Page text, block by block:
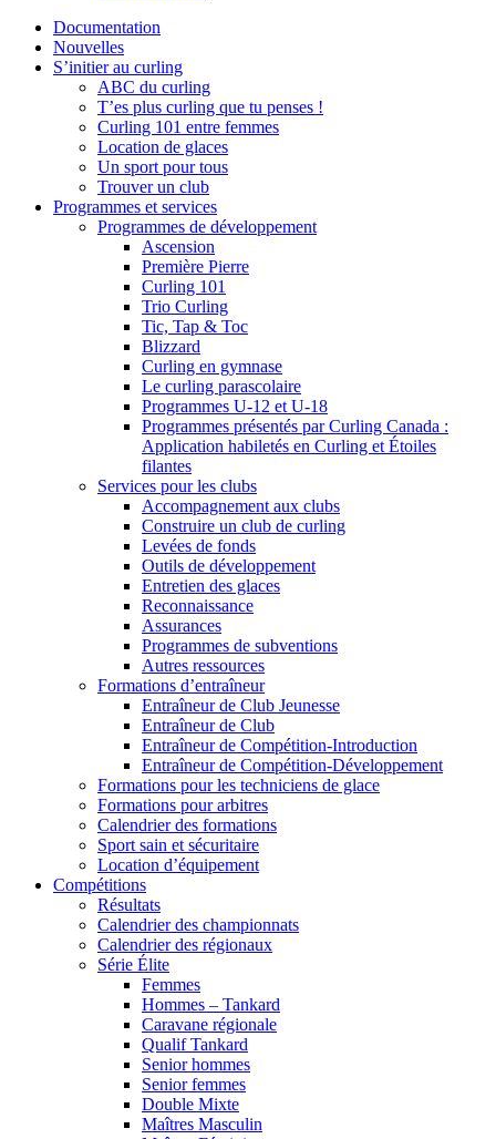
Documentation
Nouvelles
S’initier au curling
ABC du curling
T’es plus curling que tu penses !
Curling 101 entre femmes
Location de glaces
Un sport pour tous
Trouver un club
Programmes et services
Programmes de développement
Ascension
Première Pierre
Curling 101
Trio Curling
Tic, Tap & Toc
Blizzard
Curling en gymnase
Le curling parascolaire
Programmes U-12 et U-18
Programmes présentés par Curling Canada :
Application habiletés en Curling et Étoiles
filantes
Services pour les clubs
Accompagnement aux clubs
Construire un club de curling
Levées de fonds
Outils de développement
Entretien des glaces
Reconnaissance
Assurances
Programmes de subventions
Autres ressources
Formations d’entraîneur
Entraîneur de Club Jeunesse
Entraîneur de Club
Entraîneur de Compétition-Introduction
Entraîneur de Compétition-Développement
Formations pour les techniciens de glace
Formations pour arbitres
Calendrier des formations
Sport sain et sécuritaire
Location d’équipement
Compétitions
Résultats
Calendrier des championnats
Calendrier des régionaux
Série Élite
Femmes
Hommes – Tankard
Caravane régionale
Qualif Tankard
Senior hommes
Senior femmes
Double Mixte
Maîtres Masculin